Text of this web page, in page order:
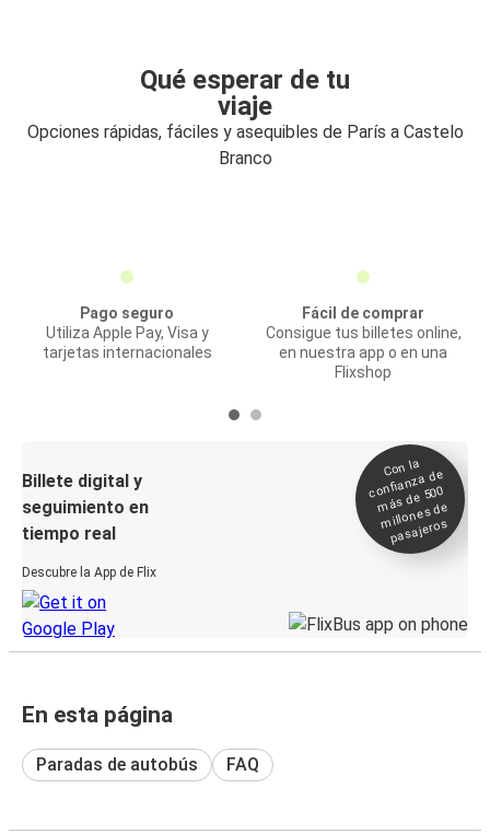
Qué esperar de tu
viaje
Opciones rápidas, fáciles y asequibles de París a Castelo
Branco
Pago seguro
Utiliza Apple Pay, Visa y
tarjetas internacionales
Fácil de comprar
Consigue tus billetes online,
en nuestra app o en una
Flixshop
Billete digital y
seguimiento en
tiempo real
Descubre la App de Flix
Con la
confianza de
más de 500
millones de
pasajeros
En esta página
Paradas de autobús FAQ